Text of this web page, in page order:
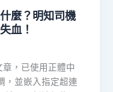
麼？明知司機
血！
，已使用正體中
，並嵌入指定超連